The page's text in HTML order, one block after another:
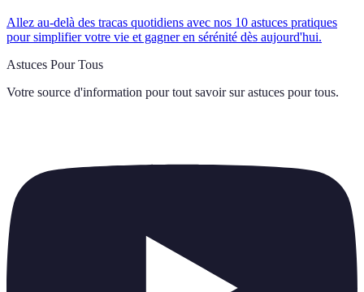
Allez au-delà des tracas quotidiens avec nos 10 astuces pratiques
pour simplifier votre vie et gagner en sérénité dès aujourd'hui.
Astuces Pour Tous
Votre source d'information pour tout savoir sur astuces pour tous.